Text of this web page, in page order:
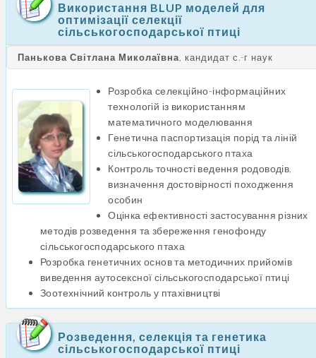
Використання BLUP моделей для
оптимізації селекції
сільськогосподарської птиці
Панькова Світлана Миколаївна , кандидат с.-г наук
Розробка селекційно-інформаційних
технологій із використанням
математичного моделювання
Генетична паспортизація порід та ліній
сільськогосподарського птаха
Контроль точності ведення родоводів,
визначення достовірності походження
особин
Оцінка ефективності застосування різних
методів розведення та збереження генофонду
сільськогосподарського птаха
Розробка генетичних основ та методичних прийомів
виведення аутосексної сільськогосподарської птиці
Зоотехнічний контроль у птахівництві
Розведення, селекція та генетика
сільськогосподарської птиці